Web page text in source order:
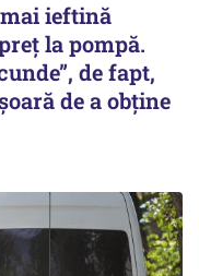
ieftină
la pompă.
de fapt,
de a obține